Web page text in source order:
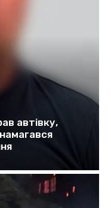
автівку,